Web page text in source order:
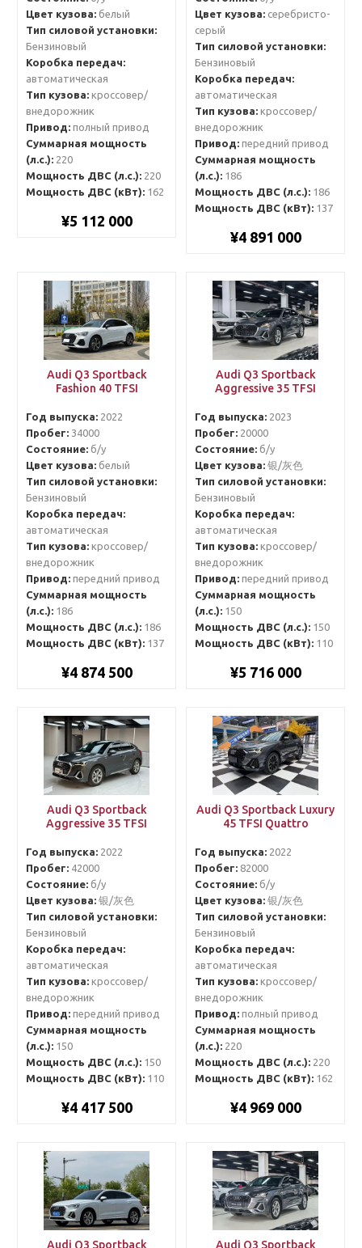
Цвет кузова:белый
Тип силовой установки:
Бензиновый
Коробка передач:
автоматическая
Тип кузова:кроссовер/
внедорожник
Привод:полный привод
Суммарная мощность
(л.с.):220
Мощность ДВС (л.с.):220
Мощность ДВС (кВт):162
¥5 112 000
Цвет кузова:серебристо-
серый
Тип силовой установки:
Бензиновый
Коробка передач:
автоматическая
Тип кузова:кроссовер/
внедорожник
Привод:передний привод
Суммарная мощность
(л.с.):186
Мощность ДВС (л.с.):186
Мощность ДВС (кВт):137
¥4 891 000
Audi Q3 Sportback
Fashion 40 TFSI
Год выпуска:2022
Пробег:34000
Состояние:б/у
Цвет кузова:белый
Тип силовой установки:
Бензиновый
Коробка передач:
автоматическая
Тип кузова:кроссовер/
внедорожник
Привод:передний привод
Суммарная мощность
(л.с.):186
Мощность ДВС (л.с.):186
Мощность ДВС (кВт):137
¥4 874 500
Audi Q3 Sportback
Aggressive 35 TFSI
Год выпуска:2023
Пробег:20000
Состояние:б/у
Цвет кузова:银/灰色
Тип силовой установки:
Бензиновый
Коробка передач:
автоматическая
Тип кузова:кроссовер/
внедорожник
Привод:передний привод
Суммарная мощность
(л.с.):150
Мощность ДВС (л.с.):150
Мощность ДВС (кВт):110
¥5 716 000
Audi Q3 Sportback
Aggressive 35 TFSI
Год выпуска:2022
Пробег:42000
Состояние:б/у
Цвет кузова:银/灰色
Тип силовой установки:
Бензиновый
Коробка передач:
автоматическая
Тип кузова:кроссовер/
внедорожник
Привод:передний привод
Суммарная мощность
(л.с.):150
Мощность ДВС (л.с.):150
Мощность ДВС (кВт):110
¥4 417 500
Audi Q3 Sportback Luxury
45 TFSI Quattro
Год выпуска:2022
Пробег:82000
Состояние:б/у
Цвет кузова:银/灰色
Тип силовой установки:
Бензиновый
Коробка передач:
автоматическая
Тип кузова:кроссовер/
внедорожник
Привод:полный привод
Суммарная мощность
(л.с.):220
Мощность ДВС (л.с.):220
Мощность ДВС (кВт):162
¥4 969 000
Audi Q3 Sportback
Audi Q3 Sportback